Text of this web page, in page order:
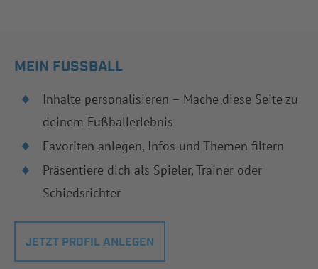
MEIN FUSSBALL
Inhalte personalisieren – Mache diese Seite zu
deinem Fußballerlebnis
Favoriten anlegen, Infos und Themen filtern
Präsentiere dich als Spieler, Trainer oder
Schiedsrichter
JETZT PROFIL ANLEGEN